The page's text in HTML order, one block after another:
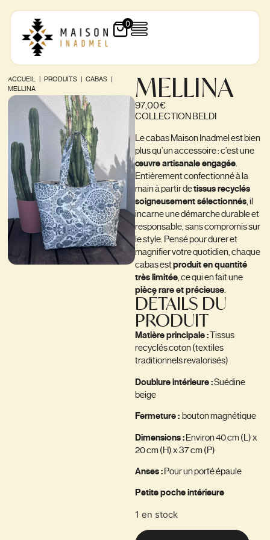
0
ACCUEIL PRODUITS |CABAS
MELLINA
MELLINA
97,00€
COLLECTION BELDI
Le cabas Maison Inadmel est bien
plus qu’un accessoire : c’est une
œuvre artisanale engagée
Entièrement confectionné à la
main à partir detissus recyclés
soigneusement sélectionnés , il
incarne une démarche durable et
responsable, sans compromis sur
le style. Pensé pour durer et
magnifier votre quotidien, chaque
cabas estproduit en quantité
très limitée , ce qui en fait une
pièce rare et précieuse
DÉTAILS DU
PRODUIT
Matière principale :Tissus
recyclés coton (textiles
traditionnels revalorisés)
Doublure intérieure :Suédine
beige
Fermeture : bouton magnétique
Dimensions :Environ 40 cm (L) x
20 cm (H) x 37 cm (P)
Anses :Pour un porté épaule
Petite poche intérieure
1 en stock